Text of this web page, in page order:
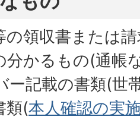
の領収書または
分かるもの(通帳
ー記載の書類(世
類(本人確認の実